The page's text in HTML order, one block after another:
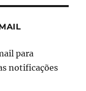
para
notificações